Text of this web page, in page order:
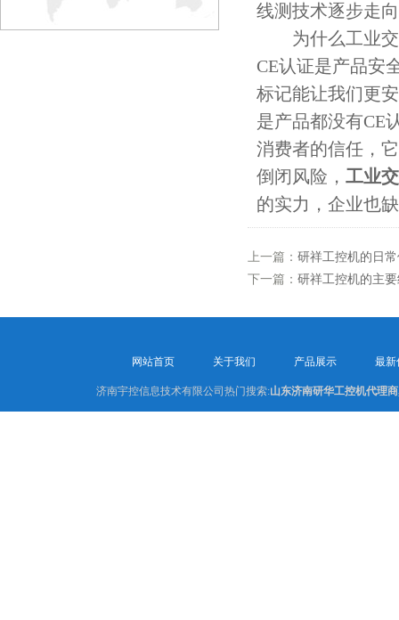
线测技术逐步走
为什么工业交
CE认证是产品安
标记能让我们更
是产品都没有CE
消费者的信任，
倒闭风险， 工业
的实力，企业也
上一篇： 研祥工控机的日
下一篇： 研祥工控机的主
网站首页 关于我们 产品展示 最新
济南宇控信息技术有限公司热门搜索:山东济南研华工控机代理